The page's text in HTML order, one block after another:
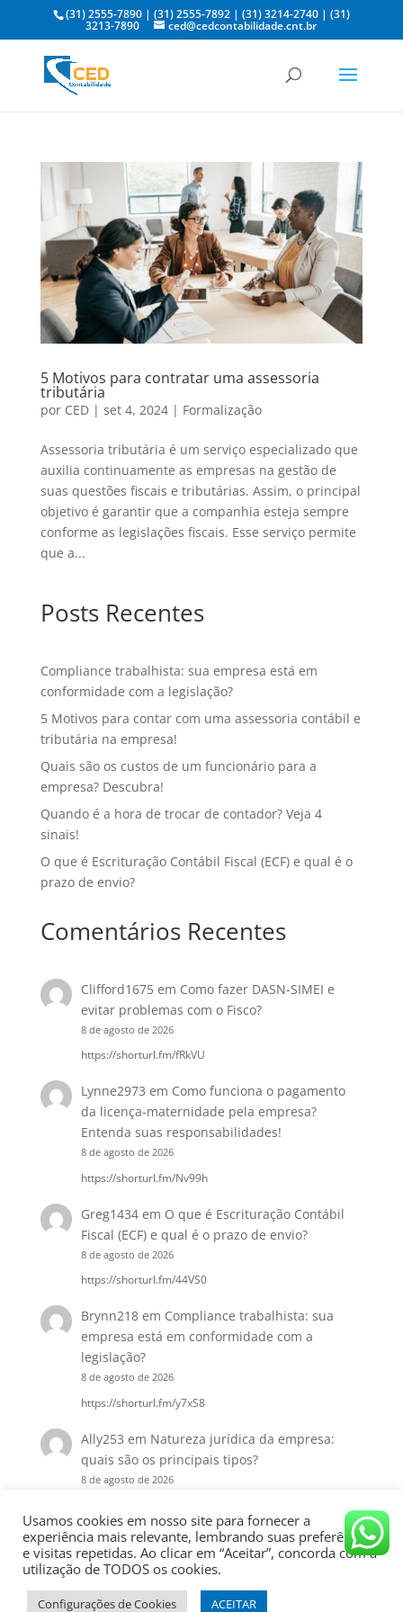
(31) 2555-7890| (31) 2555-7892| (31) 3214-2740| (31)
3213-7890 ced@cedcontabilidade.cnt.br
5 Motivos para contratar uma assessoria
tributária
por CED| set 4, 2024| Formalização
Assessoria tributária é um serviço especializado que
auxilia continuamente as empresas na gestão de
suas questões fiscais e tributárias. Assim, o principal
objetivo é garantir que a companhia esteja sempre
conforme as legislações fiscais. Esse serviço permite
que a...
Posts Recentes
Compliance trabalhista: sua empresa está em
conformidade com a legislação?
5 Motivos para contar com uma assessoria contábil e
tributária na empresa!
Quais são os custos de um funcionário para a
empresa? Descubra!
Quando é a hora de trocar de contador? Veja 4
sinais!
O que é Escrituração Contábil Fiscal (ECF) e qual é o
prazo de envio?
Comentários Recentes
Clifford1675 em Como fazer DASN-SIMEI e
evitar problemas com o Fisco?
8 de agosto de 2026
https://shorturl.fm/fRkVU
Lynne2973 em Como funciona o pagamento
da licença-maternidade pela empresa?
Entenda suas responsabilidades!
8 de agosto de 2026
https://shorturl.fm/Nv99h
Greg1434 em O que é Escrituração Contábil
Fiscal (ECF) e qual é o prazo de envio?
8 de agosto de 2026
https://shorturl.fm/44VS0
Brynn218 em Compliance trabalhista: sua
empresa está em conformidade com a
legislação?
8 de agosto de 2026
https://shorturl.fm/y7xS8
Ally253 em Natureza jurídica da empresa:
quais são os principais tipos?
8 de agosto de 2026
Usamos cookies em nosso site para fornecer a
experiência mais relevante, lembrando suas preferências
e visitas repetidas. Ao clicar em “Aceitar”, concorda com a
utilização de TODOS os cookies.
Configurações de Cookies ACEITAR